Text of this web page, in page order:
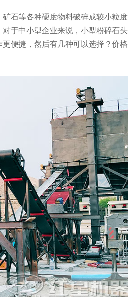
石等各种硬度物料破碎成较小粒度
于中小型企业来说，小型粉碎石头
便捷，然后有几种可以选择？价格